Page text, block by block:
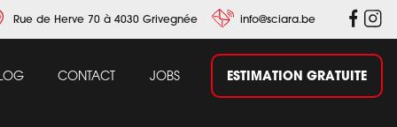
Rue de Herve 70 à 4030 Grivegnée info@sciara.be
CONTACT JOBS ESTIMATION GRATUITE